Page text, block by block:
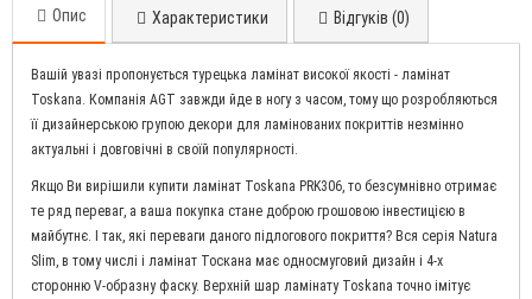
Опис Характеристики Відгуків (0)
Вашій увазі пропонується турецька ламінат високої якості - ламінат
Toskana. Компанія AGT завжди йде в ногу з часом, тому що розробляються
її дизайнерською групою декори для ламінованих покриттів незмінно
актуальні і довговічні в своїй популярності.
Якщо Ви вирішили купити ламінат Toskana PRK306, то безсумнівно отримає
те ряд переваг, а ваша покупка стане доброю грошовою інвестицією в
майбутнє. І так, які переваги даного підлогового покриття? Вся серія Natura
Slim, в тому числі і ламінат Тоскана має односмуговий дизайн і 4-х
сторонню V-образну фаску. Верхній шар ламінату Toskana точно імітує